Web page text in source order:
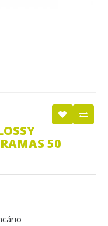
50